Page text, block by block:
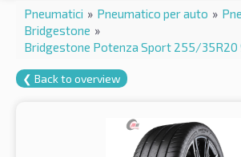
Pneumatici » Pneumatico per auto »
Bridgestone »
Bridgestone Potenza Sport 255/35R20
❮ Back to overview